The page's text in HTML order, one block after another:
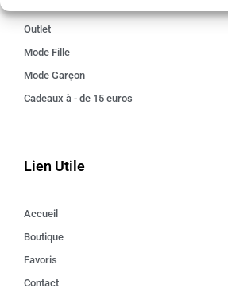
Outlet
Mode Fille
Mode Garçon
Cadeaux à - de 15 euros
Lien Utile
Accueil
Boutique
Favoris
Contact